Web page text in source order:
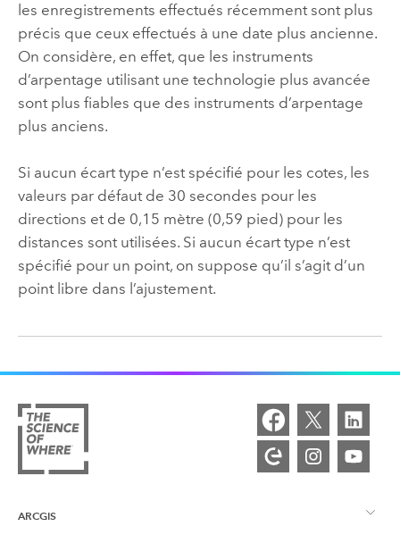
les enregistrements effectués récemment sont plus
précis que ceux effectués à une date plus ancienne.
On considère, en effet, que les instruments
d’arpentage utilisant une technologie plus avancée
sont plus fiables que des instruments d’arpentage
plus anciens.
Si aucun écart type n’est spécifié pour les cotes, les
valeurs par défaut de 30 secondes pour les
directions et de 0,15 mètre (0,59 pied) pour les
distances sont utilisées. Si aucun écart type n’est
spécifié pour un point, on suppose qu’il s’agit d’un
point libre dans l’ajustement.
ARCGIS